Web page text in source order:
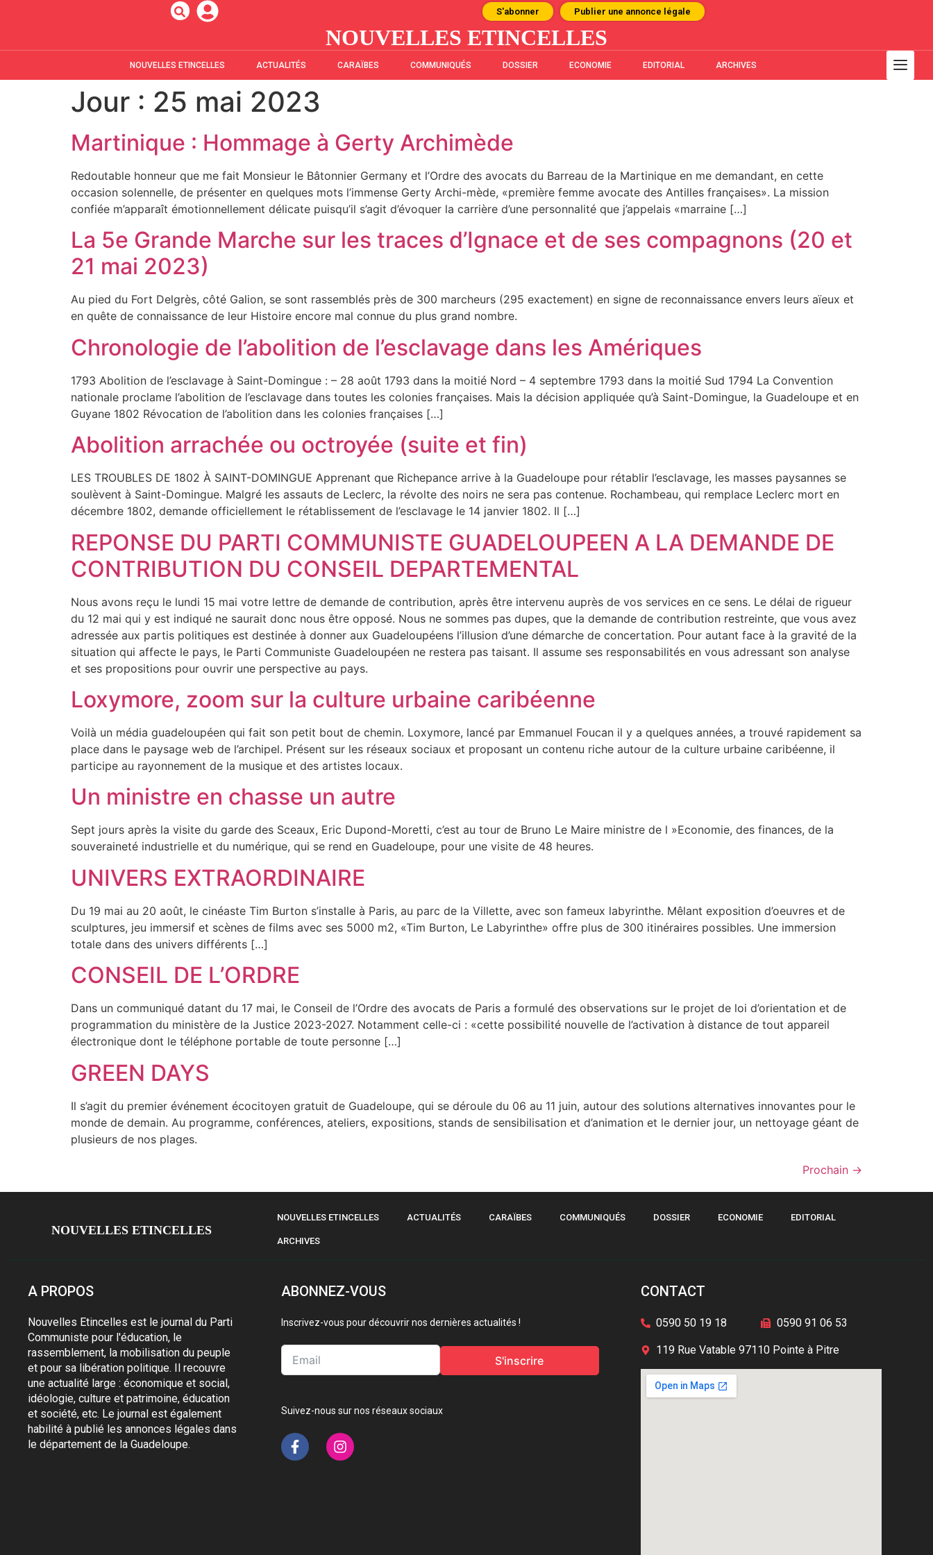
S'abonner Publier une annonce légale
NOUVELLES ETINCELLES
NOUVELLES ETINCELLES ACTUALITÉS CARAÏBES COMMUNIQUÉS DOSSIER ECONOMIE EDITORIAL ARCHIVES
Jour : 25 mai 2023
Martinique : Hommage à Gerty Archimède
Redoutable honneur que me fait Monsieur le Bâtonnier Germany et l’Ordre des avocats du Barreau de la Martinique en me demandant, en cette
occasion solennelle, de présenter en quelques mots l’immense Gerty Archi-mède, «première femme avocate des Antilles françaises». La mission
confiée m’apparaît émotionnellement délicate puisqu’il s’agit d’évoquer la carrière d’une personnalité que j’appelais «marraine […]
La 5e Grande Marche sur les traces d’Ignace et de ses compagnons (20 et
21 mai 2023)
Au pied du Fort Delgrès, côté Galion, se sont rassemblés près de 300 marcheurs (295 exactement) en signe de reconnaissance envers leurs aïeux et
en quête de connaissance de leur Histoire encore mal connue du plus grand nombre.
Chronologie de l’abolition de l’esclavage dans les Amériques
1793 Abolition de l’esclavage à Saint-Domingue : – 28 août 1793 dans la moitié Nord – 4 septembre 1793 dans la moitié Sud 1794 La Convention
nationale proclame l’abolition de l’esclavage dans toutes les colonies françaises. Mais la décision appliquée qu’à Saint-Domingue, la Guadeloupe et en
Guyane 1802 Révocation de l’abolition dans les colonies françaises […]
Abolition arrachée ou octroyée (suite et fin)
LES TROUBLES DE 1802 À SAINT-DOMINGUE Apprenant que Richepance arrive à la Guadeloupe pour rétablir l’esclavage, les masses paysannes se
soulèvent à Saint-Domingue. Malgré les assauts de Leclerc, la révolte des noirs ne sera pas contenue. Rochambeau, qui remplace Leclerc mort en
décembre 1802, demande officiellement le rétablissement de l’esclavage le 14 janvier 1802. Il […]
REPONSE DU PARTI COMMUNISTE GUADELOUPEEN A LA DEMANDE DE
CONTRIBUTION DU CONSEIL DEPARTEMENTAL
Nous avons reçu le lundi 15 mai votre lettre de demande de contribution, après être intervenu auprès de vos services en ce sens. Le délai de rigueur
du 12 mai qui y est indiqué ne saurait donc nous être opposé. Nous ne sommes pas dupes, que la demande de contribution restreinte, que vous avez
adressée aux partis politiques est destinée à donner aux Guadeloupéens l’illusion d’une démarche de concertation. Pour autant face à la gravité de la
situation qui affecte le pays, le Parti Communiste Guadeloupéen ne restera pas taisant. Il assume ses responsabilités en vous adressant son analyse
et ses propositions pour ouvrir une perspective au pays.
Loxymore, zoom sur la culture urbaine caribéenne
Voilà un média guadeloupéen qui fait son petit bout de chemin. Loxymore, lancé par Emmanuel Foucan il y a quelques années, a trouvé rapidement sa
place dans le paysage web de l’archipel. Présent sur les réseaux sociaux et proposant un contenu riche autour de la culture urbaine caribéenne, il
participe au rayonnement de la musique et des artistes locaux.
Un ministre en chasse un autre
Sept jours après la visite du garde des Sceaux, Eric Dupond-Moretti, c’est au tour de Bruno Le Maire ministre de l »Economie, des finances, de la
souveraineté industrielle et du numérique, qui se rend en Guadeloupe, pour une visite de 48 heures.
UNIVERS EXTRAORDINAIRE
Du 19 mai au 20 août, le cinéaste Tim Burton s’installe à Paris, au parc de la Villette, avec son fameux labyrinthe. Mêlant exposition d’oeuvres et de
sculptures, jeu immersif et scènes de films avec ses 5000 m2, «Tim Burton, Le Labyrinthe» offre plus de 300 itinéraires possibles. Une immersion
totale dans des univers différents […]
CONSEIL DE L’ORDRE
Dans un communiqué datant du 17 mai, le Conseil de l’Ordre des avocats de Paris a formulé des observations sur le projet de loi d’orientation et de
programmation du ministère de la Justice 2023-2027. Notamment celle-ci : «cette possibilité nouvelle de l’activation à distance de tout appareil
électronique dont le téléphone portable de toute personne […]
GREEN DAYS
Il s’agit du premier événement écocitoyen gratuit de Guadeloupe, qui se déroule du 06 au 11 juin, autour des solutions alternatives innovantes pour le
monde de demain. Au programme, conférences, ateliers, expositions, stands de sensibilisation et d’animation et le dernier jour, un nettoyage géant de
plusieurs de nos plages.
Prochain →
NOUVELLES ETINCELLES
NOUVELLES ETINCELLES ACTUALITÉS CARAÏBES COMMUNIQUÉS DOSSIER ECONOMIE EDITORIAL
ARCHIVES
A PROPOS
Nouvelles Etincelles est le journal du Parti
Communiste pour l'éducation, le
rassemblement, la mobilisation du peuple
et pour sa libération politique. Il recouvre
une actualité large : économique et social,
idéologie, culture et patrimoine, éducation
et société, etc. Le journal est également
habilité à publié les annonces légales dans
le département de la Guadeloupe.
ABONNEZ-VOUS
Inscrivez-vous pour découvrir nos dernières actualités !
S'inscrire
Suivez-nous sur nos réseaux sociaux
CONTACT
0590 50 19 18 0590 91 06 53
119 Rue Vatable 97110 Pointe à Pitre